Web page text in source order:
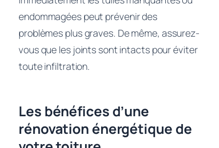
endommagées peut prévenir des
problèmes plus graves. De même, assurez-
vous que les joints sont intacts pour éviter
toute infiltration.
Les bénéfices d’une
rénovation énergétique de